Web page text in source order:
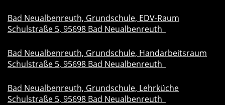
Bad Neualbenreuth, Grundschule, EDV-Raum
Schulstraße 5, 95698 Bad Neualbenreuth
Bad Neualbenreuth, Grundschule, Handarbeitsraum
Schulstraße 5, 95698 Bad Neualbenreuth
Bad Neualbenreuth, Grundschule, Lehrküche
Schulstraße 5, 95698 Bad Neualbenreuth